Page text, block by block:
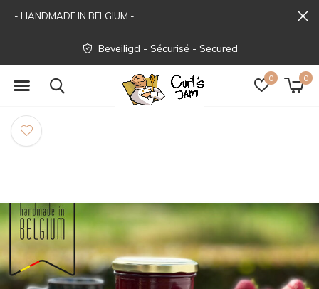
0 0
Beveiligd - Sécurisé - Secured
- HANDMADE IN BELGIUM -